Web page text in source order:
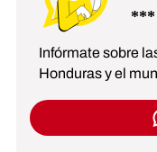
Infórmate sobre
Honduras y el